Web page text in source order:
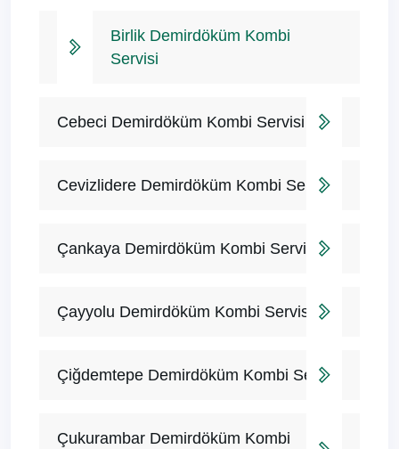
Birlik Demirdöküm Kombi
Servisi
Cebeci Demirdöküm Kombi Servisi
Cevizlidere Demirdöküm Kombi Servisi
Çankaya Demirdöküm Kombi Servisi
Çayyolu Demirdöküm Kombi Servisi
Çiğdemtepe Demirdöküm Kombi Servisi
Çukurambar Demirdöküm Kombi